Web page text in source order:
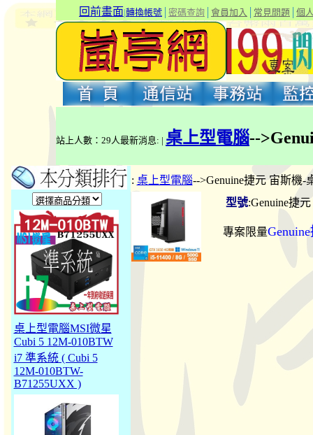
回前畫面|轉換帳號 密碼查詢 會員加入 常見問題 個
站上人數：29人最新消息: | 桌上型電腦--
桌上型電腦MSI微星
Cubi 5 12M-010BTW
i7 準系統 ( Cubi 5
12M-010BTW-
B71255UXX )
: 桌上型電腦-->Genuine捷元 宙斯機-
型號:Genuine捷
專案限量